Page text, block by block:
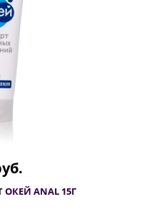
ANAL 15Г